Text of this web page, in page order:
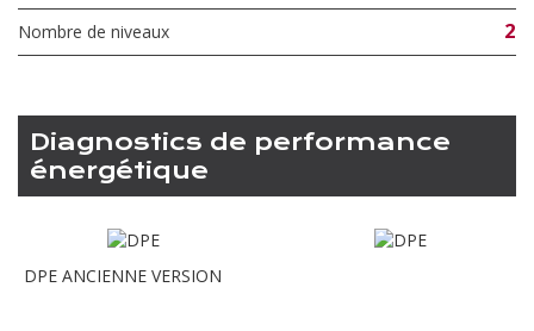
Nombre de niveaux 2
diagnostics de performance
énergétique
DPE ANCIENNE VERSION